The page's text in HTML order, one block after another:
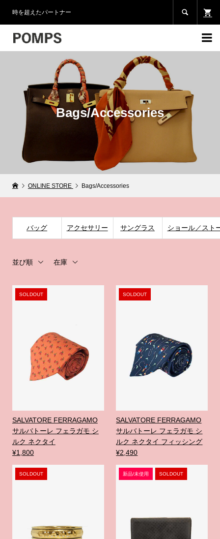
時を超えたパートナー 

Bags/Accessories
ONLINE STORE Bags/Accessories
バッグ アクセサリー サングラス ショール／スト
並び順 在庫
SOLDOUT
SALVATORE FERRAGAMO
サルバトーレ フェラガモ シ
ルク ネクタイ
¥1,800
SOLDOUT
SALVATORE FERRAGAMO
サルバトーレ フェラガモ シ
ルク ネクタイ フィッシング
¥2,490
SOLDOUT 新品/未使用 SOLDOUT